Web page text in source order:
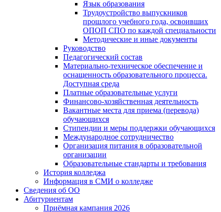
Язык образования
Трудоустройство выпускников
прошлого учебного года, освоивших
ОПОП СПО по каждой специальности
Методические и иные документы
Руководство
Педагогический состав
Материально-техническое обеспечение и
оснащенность образовательного процесса.
Доступная среда
Платные образовательные услуги
Финансово-хозяйственная деятельность
Вакантные места для приема (перевода)
обучающихся
Стипендии и меры поддержки обучающихся
Международное сотрудничество
Организация питания в образовательной
организации
Образовательные стандарты и требования
История колледжа
Информация в СМИ о колледже
Сведения об ОО
Абитуриентам
Приёмная кампания 2026